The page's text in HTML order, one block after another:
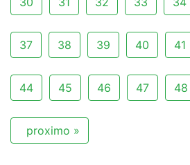
37 38 39 40 41
44 45 46 47 48
proximo »